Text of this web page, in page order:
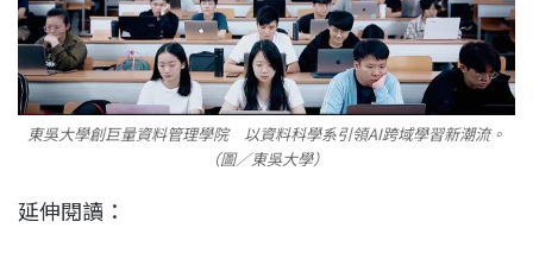
東吳大學創巨量資料管理學院 以資料科學系引領AI跨域學習新潮流。
（圖／東吳大學）
延伸閱讀：